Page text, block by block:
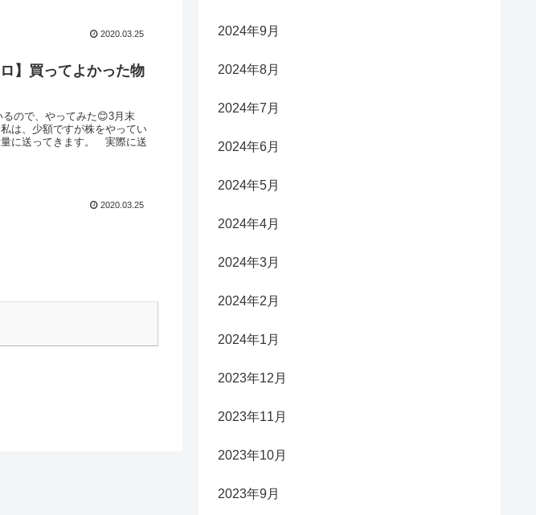
2020.03.25
】買ってよかった物
ので、やってみた😊3月末
は、少額ですが株をやってい
量に送ってきます。 実際に送
2020.03.25
2024年9月
2024年8月
2024年7月
2024年6月
2024年5月
2024年4月
2024年3月
2024年2月
2024年1月
2023年12月
2023年11月
2023年10月
2023年9月